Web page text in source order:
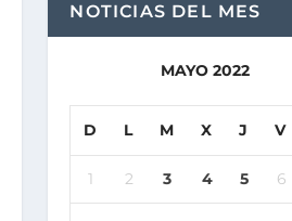
NOTICIAS DEL MES
MAYO 2022
D L M X J V
1 2 3 4 5 6